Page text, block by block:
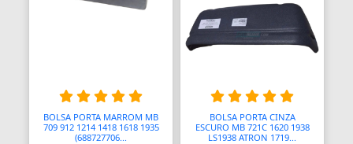
Bobina Compressor
Bobinadeiras
BOLSA PORTA MARROM MB
709 912 1214 1418 1618 1935
(688727706...
BOLSA PORTA CINZA
ESCURO MB 721C 1620 1938
LS1938 ATRON 1719...